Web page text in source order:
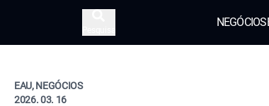
NEGÓCIOS
EAU, NEGÓCIOS
2026. 03. 16